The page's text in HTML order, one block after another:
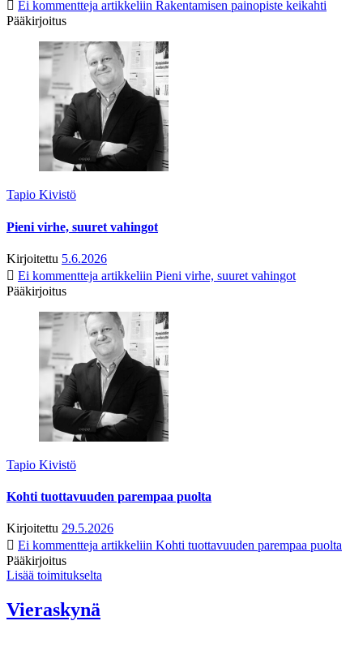
Ei kommentteja artikkeliin Rakentamisen painopiste keikahti
Pääkirjoitus
Tapio Kivistö
Pieni virhe, suuret vahingot
Kirjoitettu 5.6.2026
Ei kommentteja artikkeliin Pieni virhe, suuret vahingot
Pääkirjoitus
Tapio Kivistö
Kohti tuottavuuden parempaa puolta
Kirjoitettu 29.5.2026
Ei kommentteja artikkeliin Kohti tuottavuuden parempaa puolta
Pääkirjoitus
Lisää toimitukselta
Vieraskynä